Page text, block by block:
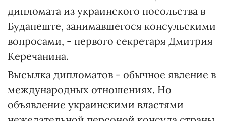
дипломата из украинского посольства в
Будапеште, занимавшегося консульскими
вопросами, - первого секретаря Дмитрия
Керечанина.
Высылка дипломатов - обычное явление в
международных отношениях. Но
объявление украинскими властями